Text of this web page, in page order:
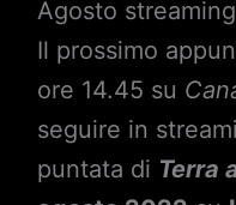
Agosto streaming
Il prossimo
ore 14.45 su
seguire in
puntata di Terra